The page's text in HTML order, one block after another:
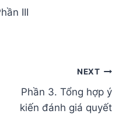
III
NEXT
Phần 3. Tổng hợp ý
kiến đánh giá quyết